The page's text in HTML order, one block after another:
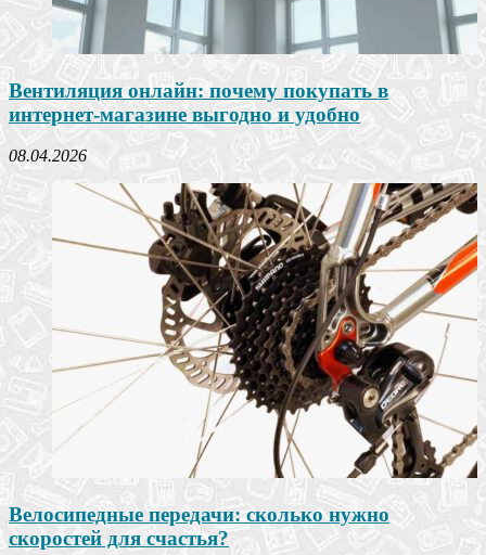
Вентиляция онлайн: почему покупать в
интернет-магазине выгодно и удобно
08.04.2026
Велосипедные передачи: сколько нужно
скоростей для счастья?